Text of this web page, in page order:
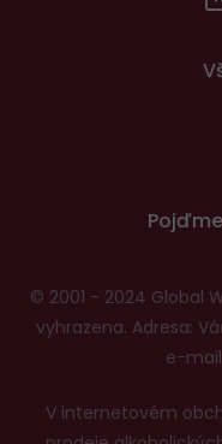
© 2001 - 2024 Global
vyhrazena. Adresa:
e-
V internetovém